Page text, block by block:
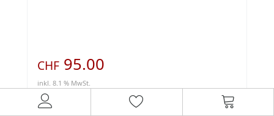
CHF 95.00
inkl. 8.1 % MwSt.
Lagerbestand:
Art.Nr.: 100848